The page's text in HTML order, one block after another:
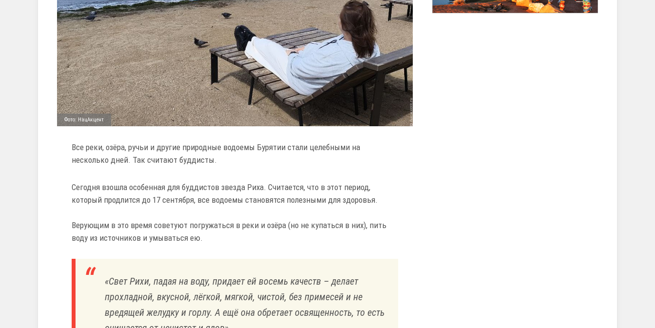
Фото: НацАкцент
Все реки, озёра, ручьи и другие природные водоемы Бурятии стали целебными на
несколько дней. Так считают буддисты.
Сегодня взошла особенная для буддистов звезда Риха. Считается, что в этот период,
который продлится до 17 сентября, все водоемы становятся полезными для здоровья.
Верующим в это время советуют погружаться в реки и озёра (но не купаться в них), пить
воду из источников и умываться ею.
«Свет Рихи, падая на воду, придает ей восемь качеств – делает
прохладной, вкусной, лёгкой, мягкой, чистой, без примесей и не
вредящей желудку и горлу. А ещё она обретает освященность, то есть